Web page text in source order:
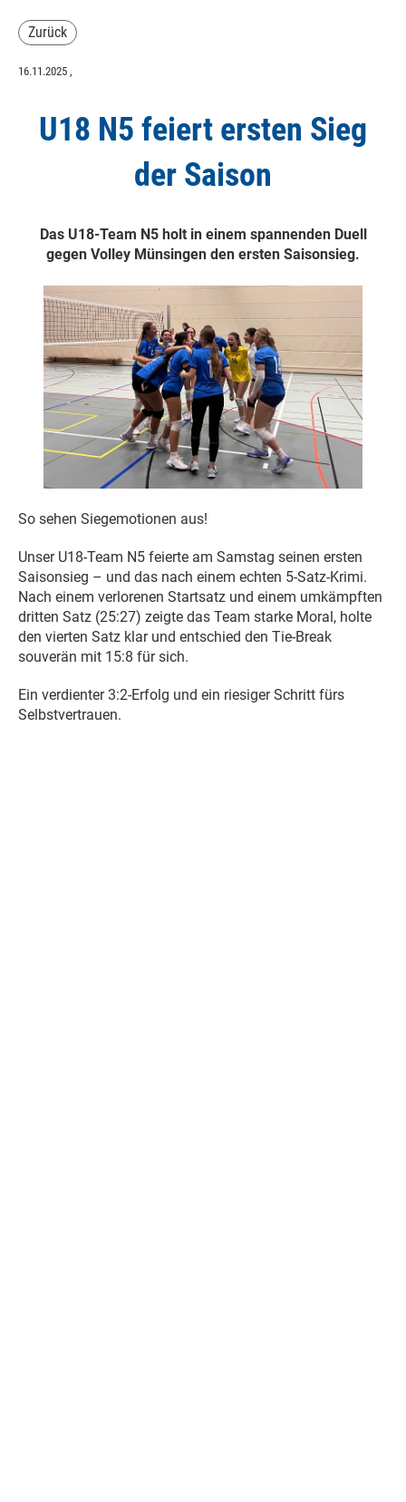
Zurück
16.11.2025 ,
U18 N5 feiert ersten Sieg
der Saison
Das U18-Team N5 holt in einem spannenden Duell
gegen Volley Münsingen den ersten Saisonsieg.
So sehen Siegemotionen aus!
Unser U18-Team N5 feierte am Samstag seinen ersten
Saisonsieg – und das nach einem echten 5-Satz-Krimi.
Nach einem verlorenen Startsatz und einem umkämpften
dritten Satz (25:27) zeigte das Team starke Moral, holte
den vierten Satz klar und entschied den Tie-Break
souverän mit 15:8 für sich.
Ein verdienter 3:2-Erfolg und ein riesiger Schritt fürs
Selbstvertrauen.